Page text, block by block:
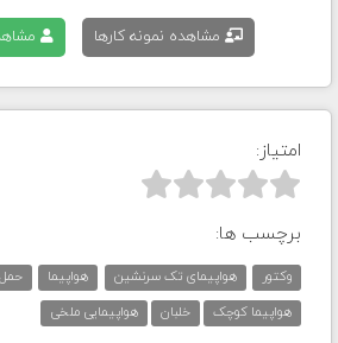
مشاهده نمونه کارها
امتیاز:



برچسب ها:
وکتور هواپیمای تک سرنشین هواپیما
هواپیما کوچک
خلبان هواپیمایی ملخی